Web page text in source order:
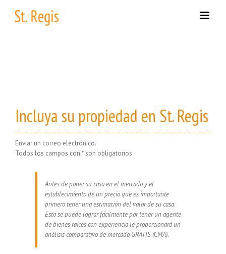
content
Incluya su propiedad en St. Regis
Enviar un correo electrónico.
Todos los campos con * son obligatorios.
Antes de poner su casa en el mercado y el
establecimiento de un precio que es importante
primero tener una estimación del valor de su casa.
Esto se puede lograr fácilmente por tener un agente
de bienes raíces con experiencia le proporcionará un
análisis comparativo de mercado GRATIS (CMA).